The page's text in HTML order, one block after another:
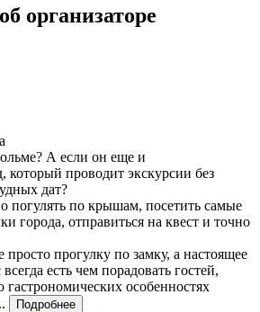
организаторе
А если он еще и
который проводит экскурсии без
дат?
по крышам, посетить самые
города, отправиться на квест и точно
прогулку по замку, а настоящее
есть чем порадовать гостей,
гастрономических особенностях
Подробнее